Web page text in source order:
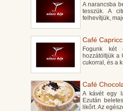
A narancsba
tesszük. A
felhevítjük,
Café
Fogunk két
hozzátöltjük a
cukorral, és a
Café
A kávét egy
Ezután
likőrt. Az